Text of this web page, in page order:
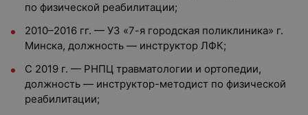
по физической реабилитации;
2010–2016 гг. — УЗ «7-я городская поликлиника» г.
Минска, должность — инструктор ЛФК;
С 2019 г. — РНПЦ травматологии и ортопедии,
должность — инструктор-методист по физической
реабилитации;